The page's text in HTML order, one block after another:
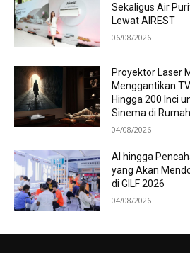
Sekaligus Air
Lewat AIREST
06/08/2026
Proyektor Laser
Menggantikan
Hingga 200 Inci
Sinema di Rumah
04/08/2026
AI hingga
yang Akan
di GILF 2026
04/08/2026